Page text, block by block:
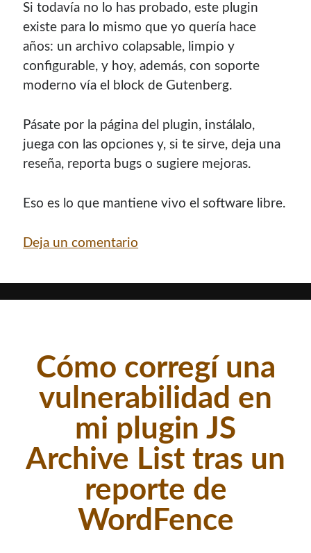
Si todavía no lo has probado, este plugin
existe para lo mismo que yo quería hace
años: un archivo colapsable, limpio y
configurable, y hoy, además, con soporte
moderno vía el block de Gutenberg.
Pásate por la página del plugin, instálalo,
juega con las opciones y, si te sirve, deja una
reseña, reporta bugs o sugiere mejoras.
Eso es lo que mantiene vivo el software libre.
Deja un comentario
Cómo corregí una
vulnerabilidad en
mi plugin JS
Archive List tras un
reporte de
WordFence